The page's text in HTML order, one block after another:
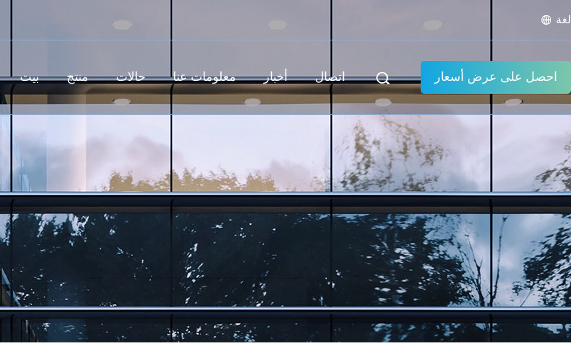
لغة
احصل على عرض أسعار بيت منتج حالات معلومات عنا أخبار اتصال